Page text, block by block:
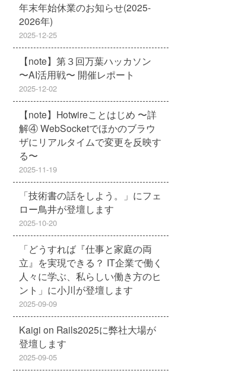
年末年始休業のお知らせ(2025-
2026年)
2025-12-25
【note】第３回万葉ハッカソン
〜AI活用戦〜 開催レポート
2025-12-02
【note】Hotwireことはじめ 〜詳
解④ WebSocketでほかのブラウ
ザにリアルタイムで変更を反映す
る〜
2025-11-19
「技術書の話をしよう。」にフェ
ロー鳥井が登壇します
2025-10-20
「どうすれば『仕事と家庭の両
立』を実現できる？ IT企業で働く
人々に学ぶ、私らしい働き方のヒ
ント」に小川が登壇します
2025-09-09
Kaigi on Rails2025に弊社大場が
登壇します
2025-09-05